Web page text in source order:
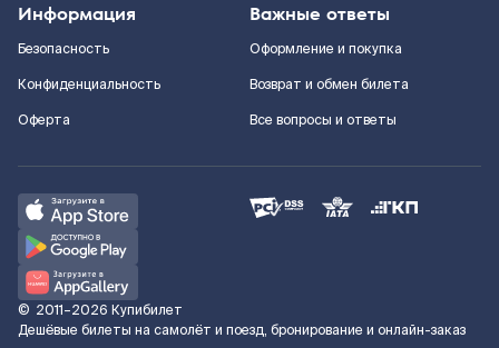
Информация
Безопасность
Конфиденциальность
Оферта
Важные ответы
Оформление и покупка
Возврат и обмен билета
Все вопросы и ответы
© 2011–2026 Купибилет
Дешёвые билеты на самолёт и поезд, бронирование и онлайн-заказ